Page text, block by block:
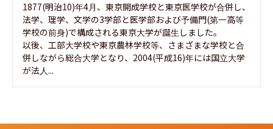
1877(明治10)年4月、東京開成学校と東京医学校が合併し、
法学、理学、文学の3学部と医学部および予備門(第一高等
学校の前身)で構成される東京大学が誕生しました。
以後、工部大学校や東京農林学校等、さまざまな学校と合
併しながら総合大学となり、2004(平成16)年には国立大学
が法人...